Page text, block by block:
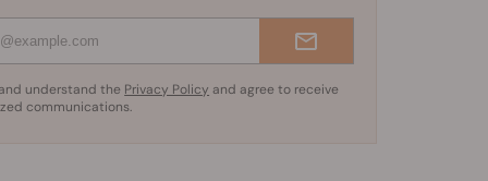
understand the Privacy Policy and agree to receive
communications.